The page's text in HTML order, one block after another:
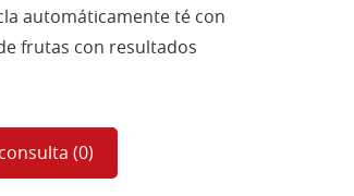
automáticamente té con
frutas con resultados
(0)